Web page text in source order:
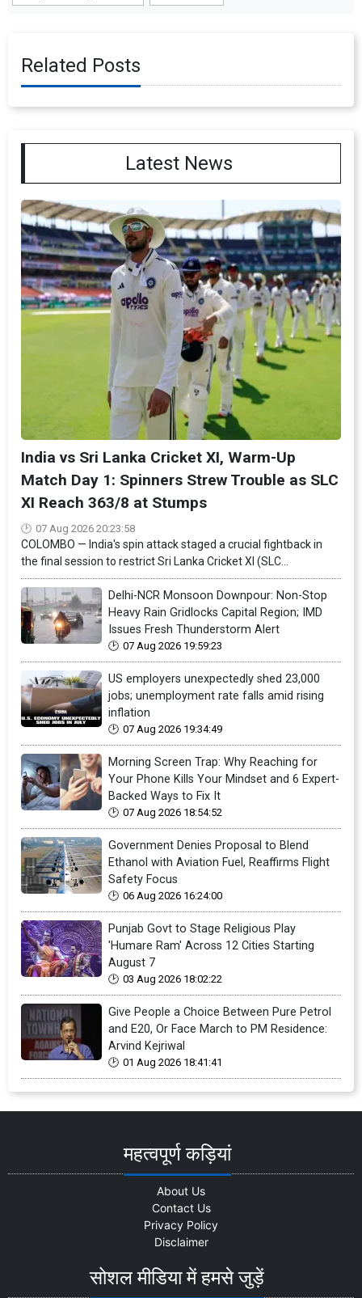
Related Posts
Latest News
India vs Sri Lanka Cricket XI, Warm-Up
Match Day 1: Spinners Strew Trouble as SLC
XI Reach 363/8 at Stumps
07 Aug 2026 20:23:58
COLOMBO — India's spin attack staged a crucial fightback in
the final session to restrict Sri Lanka Cricket XI (SLC...
Delhi-NCR Monsoon Downpour: Non-Stop
Heavy Rain Gridlocks Capital Region; IMD
Issues Fresh Thunderstorm Alert
07 Aug 2026 19:59:23
US employers unexpectedly shed 23,000
jobs; unemployment rate falls amid rising
inflation
07 Aug 2026 19:34:49
Morning Screen Trap: Why Reaching for
Your Phone Kills Your Mindset and 6 Expert-
Backed Ways to Fix It
07 Aug 2026 18:54:52
Government Denies Proposal to Blend
Ethanol with Aviation Fuel, Reaffirms Flight
Safety Focus
06 Aug 2026 16:24:00
Punjab Govt to Stage Religious Play
'Humare Ram' Across 12 Cities Starting
August 7
03 Aug 2026 18:02:22
Give People a Choice Between Pure Petrol
and E20, Or Face March to PM Residence:
Arvind Kejriwal
01 Aug 2026 18:41:41
महत्वपूर्ण कड़ियां
About Us
Contact Us
Privacy Policy
Disclaimer
सोशल मीडिया में हमसे जुड़ें